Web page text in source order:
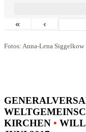
« ‹
Fotos: Anna-Lena Siggelkow
KIRCHEN •